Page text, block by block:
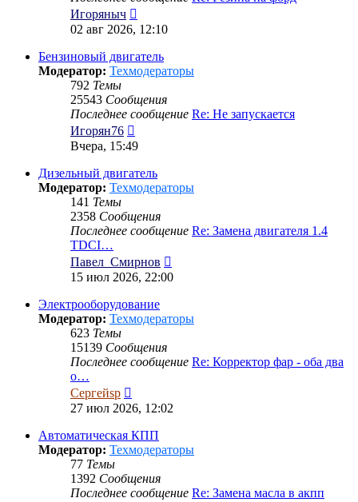
Игоряныч
к
сообщению
02 авг 2026, 12:10
Бензиновый двигатель
Модератор: Техмодераторы
792 Темы
25543 Сообщения
Последнее сообщение Re: Не запускается
Игорян76
к
сообщению
Вчера, 15:49
Дизельный двигатель
Модератор: Техмодераторы
141 Темы
2358 Сообщения
Последнее сообщение Re: Замена двигателя 1.4
TDCI…
Павел_Смирнов
к
15 июл 2026, 22:00
Электрооборудование
Модератор: Техмодераторы
623 Темы
15139 Сообщения
Последнее сообщение Re: Корректор фар - оба два
о…
Сергейsp
к
последнему
сообщению
27 июл 2026, 12:02
Автоматическая КПП
Модератор: Техмодераторы
77 Темы
1392 Сообщения
Последнее сообщение Re: Замена масла в акпп